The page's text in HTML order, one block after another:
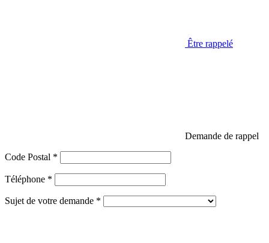
Être rappelé
Demande de rappel
Code Postal *
Téléphone *
Sujet de votre demande *